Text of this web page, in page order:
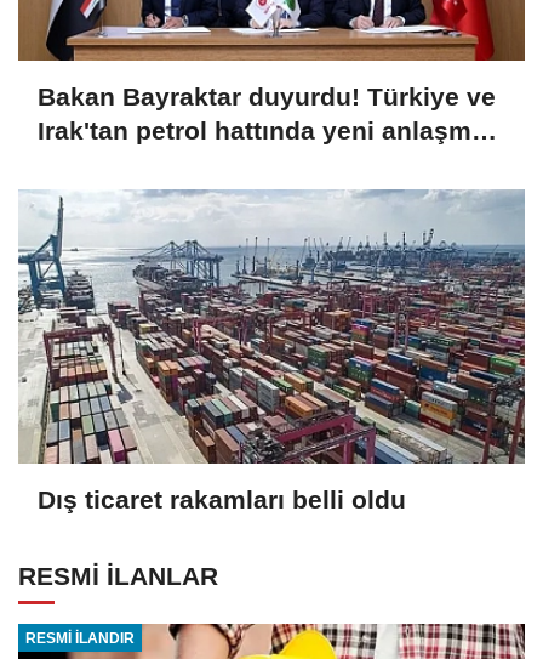
Bakan Bayraktar duyurdu! Türkiye ve
Irak'tan petrol hattında yeni anlaşma
Dış ticaret rakamları belli oldu
RESMİ İLANLAR
RESMİ İLANDIR